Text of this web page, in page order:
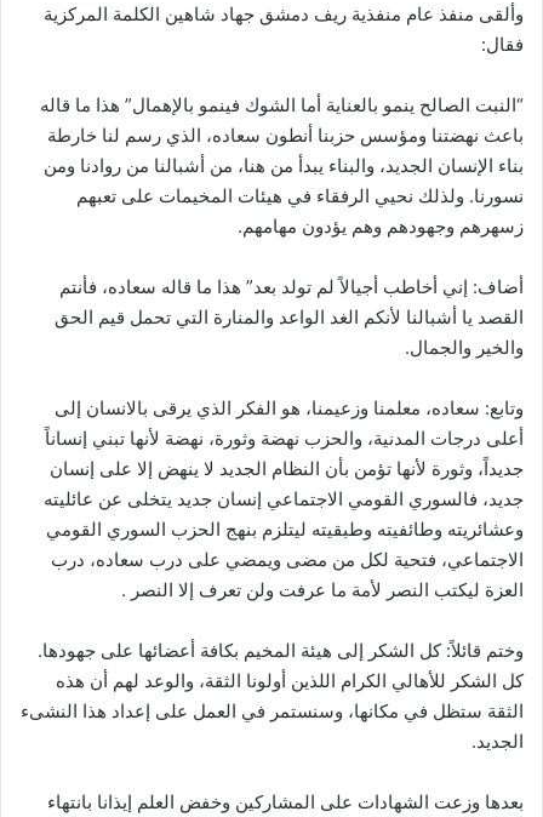
وألقى منفذ عام منفذية ريف دمشق جهاد شاهين الكلمة المركزية
فقال:
“النبت الصالح ينمو بالعناية أما الشوك فينمو بالإهمال” هذا ما قاله
باعث نهضتنا ومؤسس حزبنا أنطون سعاده، الذي رسم لنا خارطة
بناء الإنسان الجديد، والبناء يبدأ من هنا، من أشبالنا من روادنا ومن
نسورنا. ولذلك نحيي الرفقاء في هيئات المخيمات على تعبهم
زسهرهم وجهودهم وهم يؤدون مهامهم.
أضاف: إني أخاطب أجيالاً لم تولد بعد” هذا ما قاله سعاده، فأنتم
القصد يا أشبالنا لأنكم الغد الواعد والمنارة التي تحمل قيم الحق
والخير والجمال.
وتابع: سعاده، معلمنا وزعيمنا، هو الفكر الذي يرقى بالانسان إلى
أعلى درجات المدنية، والحزب نهضة وثورة، نهضة لأنها تبني إنساناً
جديداً، وثورة لأنها تؤمن بأن النظام الجديد لا ينهض إلا على إنسان
جديد، فالسوري القومي الاجتماعي إنسان جديد يتخلى عن عائليته
وعشائريته وطائفيته وطبقيته ليتلزم بنهج الحزب السوري القومي
الاجتماعي، فتحية لكل من مضى ويمضي على درب سعاده، درب
العزة ليكتب النصر لأمة ما عرفت ولن تعرف إلا النصر .
وختم قائلاً: كل الشكر إلى هيئة المخيم بكافة أعضائها على جهودها.
كل الشكر للأهالي الكرام اللذين أولونا الثقة، والوعد لهم أن هذه
الثقة ستظل في مكانها، وسنستمر في العمل على إعداد هذا النشىء
الجديد.
بعدها وزعت الشهادات على المشاركين وخفض العلم إيذانا بانتهاء